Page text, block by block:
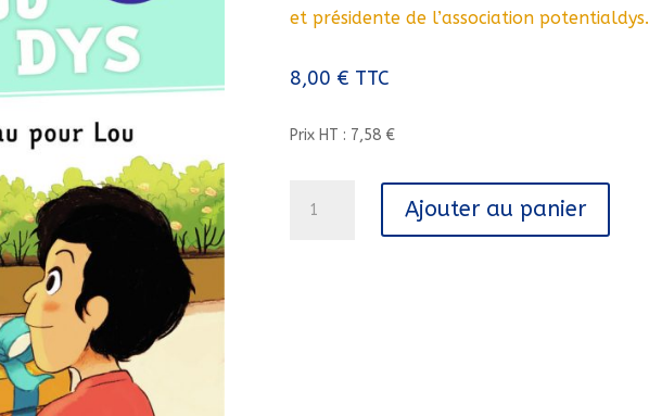
et présidente de l’association potentialdys.
8,00 € TTC
Prix HT : 7,58 €
Ajouter au panier